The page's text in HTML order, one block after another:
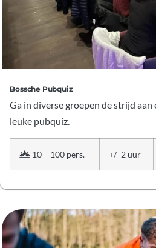
Bossche Pubquiz
Ga in diverse groepen de strijd aan
leuke pubquiz.
10 – 100 pers. +/- 2 uur